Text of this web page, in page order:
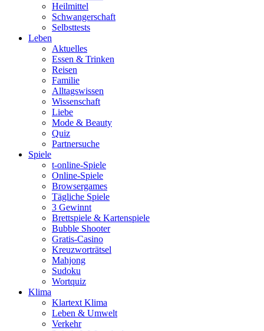
Heilmittel
Schwangerschaft
Selbsttests
Leben
Aktuelles
Essen & Trinken
Reisen
Familie
Alltagswissen
Wissenschaft
Liebe
Mode & Beauty
Quiz
Partnersuche
Spiele
t-online-Spiele
Online-Spiele
Browsergames
Tägliche Spiele
3 Gewinnt
Brettspiele & Kartenspiele
Bubble Shooter
Gratis-Casino
Kreuzworträtsel
Mahjong
Sudoku
Wortquiz
Klima
Klartext Klima
Leben & Umwelt
Verkehr